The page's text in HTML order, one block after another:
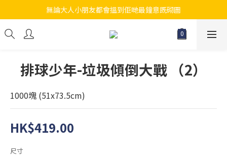
江帆天楊砌圖
無論大人小朋友都會搵到佢哋最鐘意既砌圖
江帆天楊砌圖
排球少年-垃圾傾倒大戰 （2）
1000塊 (51x73.5cm)
HK$419.00
尺寸